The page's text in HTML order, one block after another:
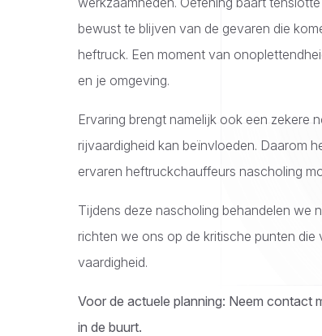
bewust te blijven van de gevaren die
heftruck. Een moment van
en je omgeving.
Ervaring brengt namelijk ook een zekere
rijvaardigheid kan beïnvloeden. Daarom
ervaren heftruckchauffeurs nascholing
Tijdens deze nascholing behandelen we
richten we ons op de kritische punten
vaardigheid.
Voor de actuele planning: Neem contact
in de buurt.